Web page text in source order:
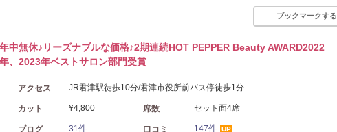
ブックマークする
年中無休♪リーズナブルな価格♪2期連続HOT PEPPER Beauty AWARD2022
年、2023年ベストサロン部門受賞
アクセス JR君津駅徒歩10分/君津市役所前バス停徒歩1分
カット ¥4,800 席数 セット面4席
ブログ 31件 口コミ 147件 UP